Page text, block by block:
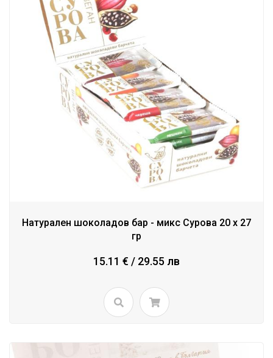
Натурален шоколадов бар - микс Сурова 20 x 27
гр
15.11 € / 29.55 лв